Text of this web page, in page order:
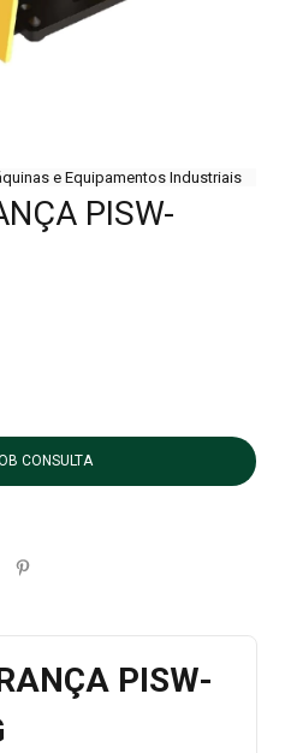
e Equipamentos Industriais
PISW-
PISW-